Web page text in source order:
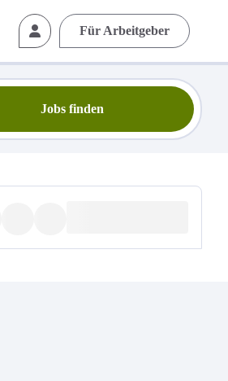
Für Arbeitgeber
Jobs finden